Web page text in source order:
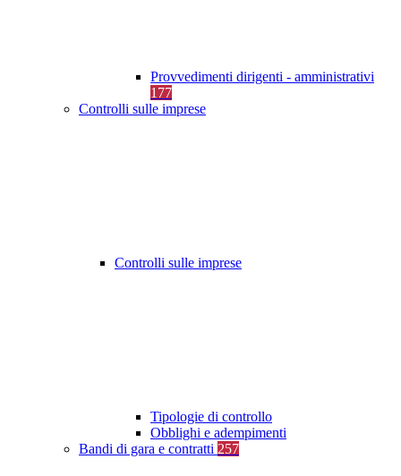
Provvedimenti dirigenti - amministrativi
177
Controlli sulle imprese
Controlli sulle imprese
Tipologie di controllo
Obblighi e adempimenti
Bandi di gara e contratti 257